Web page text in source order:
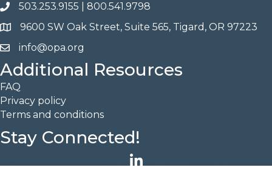
phone503.253.9155
800.541.9798
address9600 SW Oak Street, Suite 565, Tigard, OR 97223
emailinfo@opa.org
Additional Resources
FAQ
Privacy policy
Terms and conditions
Stay Connected!
LinkedIn